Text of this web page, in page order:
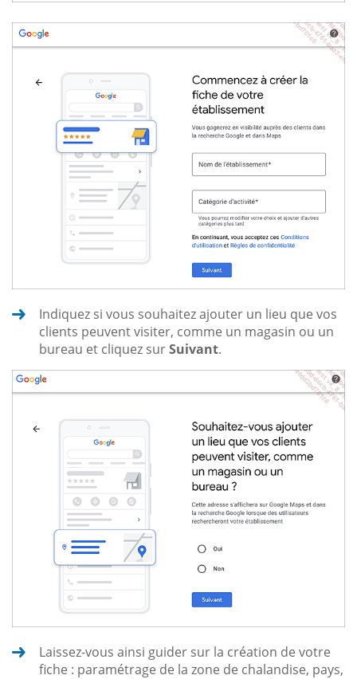
Indiquez si vous souhaitez ajouter un lieu que vos
clients peuvent visiter, comme un magasin ou un
bureau et cliquez surSuivant.
Laissez-vous ainsi guider sur la création de votre
fiche : paramétrage de la zone de chalandise, pays,